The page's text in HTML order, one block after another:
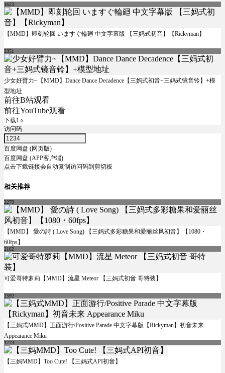
1623
【MMD】即刻轮回 いますぐ輪廻 中文字幕版 【三妈式初音】【Rickyman】
3351
少女好臂力~【MMD】Dance Dance Decadence【三妈式初音+三妈式镜音铃】+模
型地址
前往B站观看
前往YouTube观看
下载1 0
访问码
百度网盘 (网页版)
百度网盘 (APP客户端)
点击下载链接会自动复制访问码到剪切板
相关推荐
2279
【MMD】 愛の詩 ( Love Song) 【三妈式多彩糖果和爱丽丝风初音】【1080・
60fps】
2162
可爱哥特萝莉【MMD】流星 Meteor 【三妈式初音 哥特装】
2592
【三妈式MMD】正面游行/Positive Parade 中文字幕版【Rickyman】初音未来
Appearance Miku
1773
【三妈MMD】Too Cute! 【三妈式API初音】